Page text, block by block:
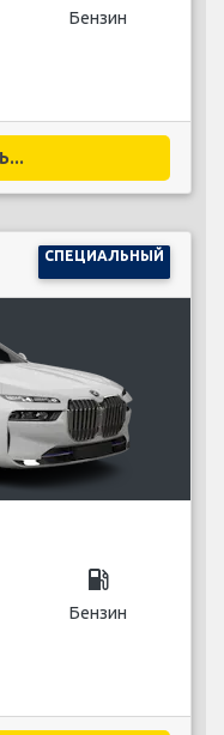
Бензин
СПЕЦИАЛЬНЫЙ
local_gas_station
Бензин